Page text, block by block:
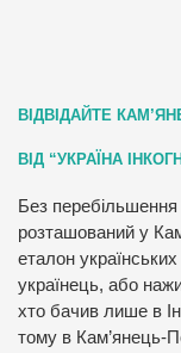
ВІДВІДАЙТЕ
ВІД “УКРАЇНА
Без перебільшення
розташований у
еталон
українець, або
хто бачив лише в
тому в Кам’янець-